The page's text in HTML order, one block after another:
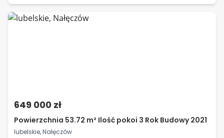
649 000 zł
Powierzchnia 53.72 m² Ilość pokoi 3 Rok Budowy 2021
lubelskie, Nałęczów